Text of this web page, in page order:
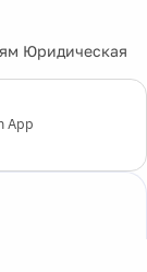
Юридическая
App